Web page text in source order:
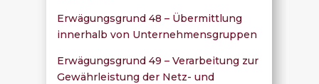
Erwägungsgrund 48 – Übermittlung
innerhalb von Unternehmensgruppen
Erwägungsgrund 49 – Verarbeitung zur
Gewährleistung der Netz- und